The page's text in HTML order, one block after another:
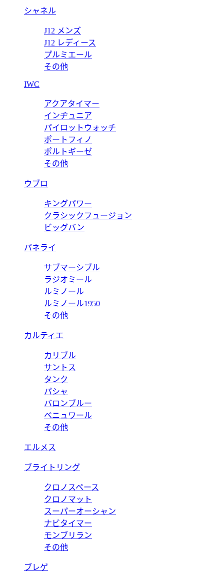
シャネル
J12 メンズ
J12 レディース
プルミエール
その他
IWC
アクアタイマー
インヂュニア
パイロットウォッチ
ポートフィノ
ポルトギーゼ
その他
ウブロ
キングパワー
クラシックフュージョン
ビッグバン
パネライ
サブマーシブル
ラジオミール
ルミノール
ルミノール1950
その他
カルティエ
カリブル
サントス
タンク
パシャ
バロンブルー
ベニュワール
その他
エルメス
ブライトリング
クロノスペース
クロノマット
スーパーオーシャン
ナビタイマー
モンブリラン
その他
ブレゲ